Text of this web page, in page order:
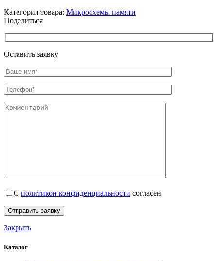
Категория товара: Микросхемы памяти
Поделиться
Оставить заявку
С политикой конфиденциальности согласен
Закрыть
Каталог